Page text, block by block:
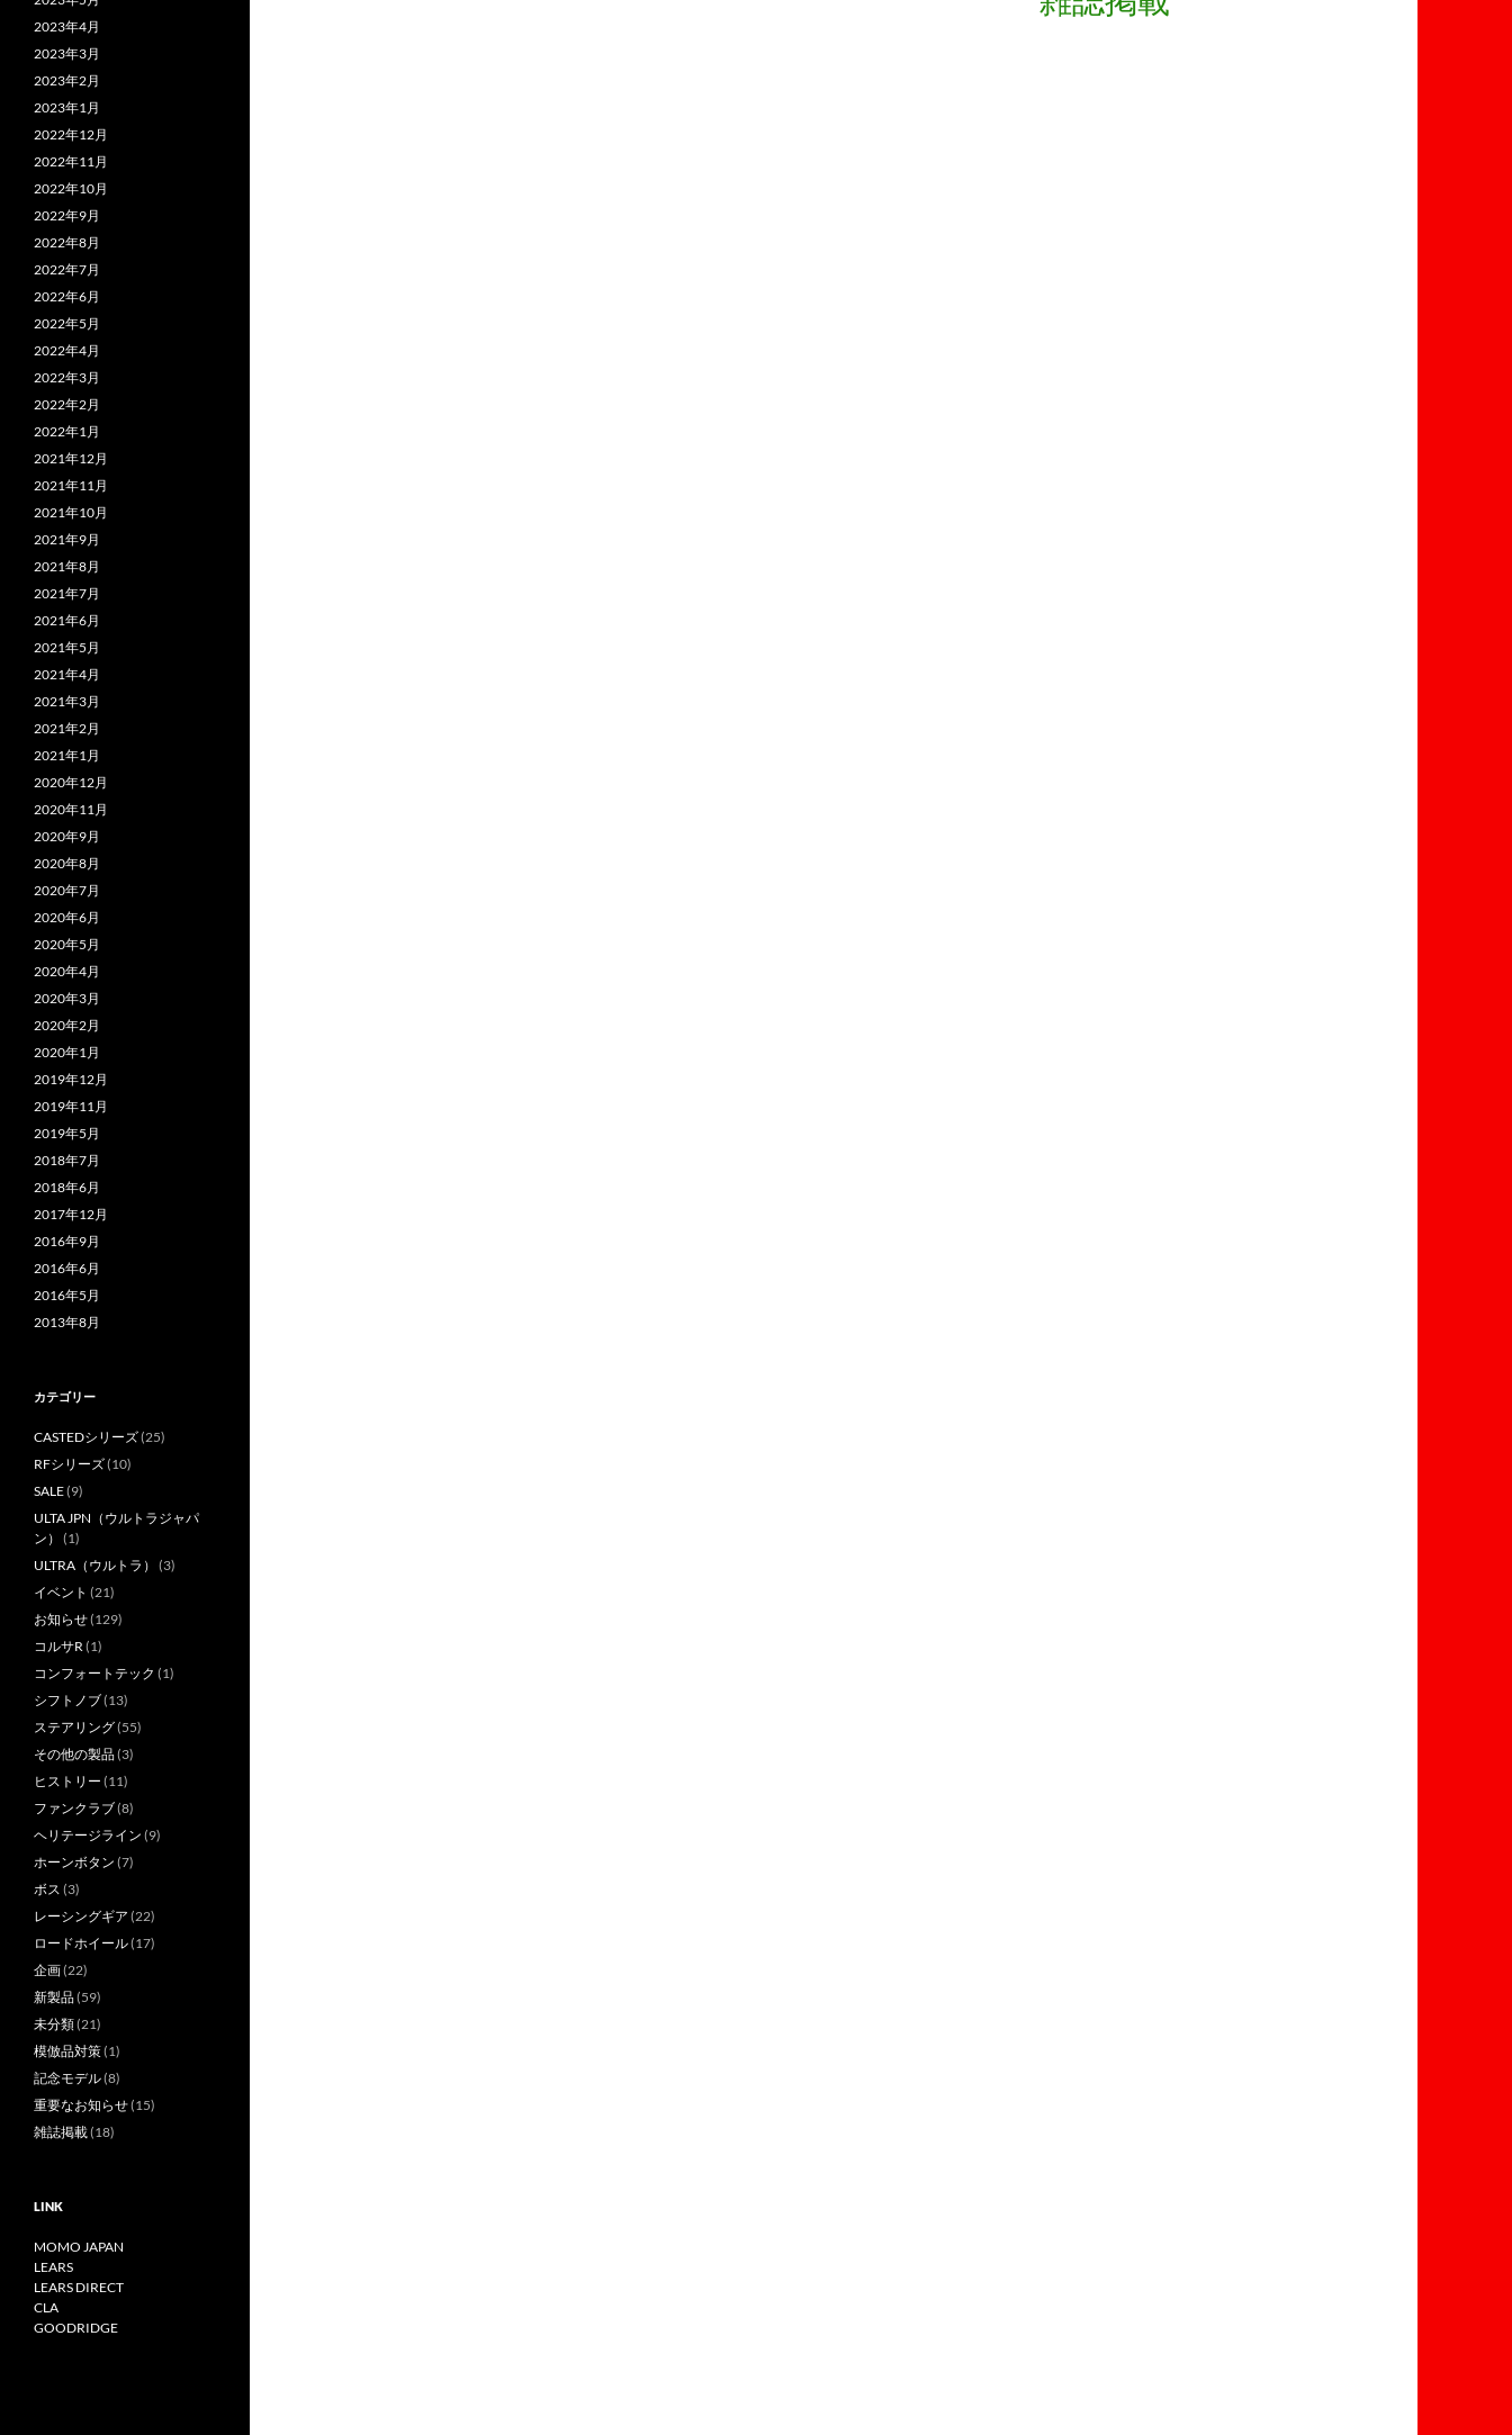
2023年4月
2023年3月
2023年2月
2023年1月
2022年12月
2022年11月
2022年10月
2022年9月
2022年8月
2022年7月
2022年6月
2022年5月
2022年4月
2022年3月
2022年2月
2022年1月
2021年12月
2021年11月
2021年10月
2021年9月
2021年8月
2021年7月
2021年6月
2021年5月
2021年4月
2021年3月
2021年2月
2021年1月
2020年12月
2020年11月
2020年9月
2020年8月
2020年7月
2020年6月
2020年5月
2020年4月
2020年3月
2020年2月
2020年1月
2019年12月
2019年11月
2019年5月
2018年7月
2018年6月
2017年12月
2016年9月
2016年6月
2016年5月
2013年8月
カテゴリー
CASTEDシリーズ(25)
RFシリーズ(10)
SALE(9)
ULTA JPN（ウルトラジャパ
ン） (1)
ULTRA（ウルトラ） (3)
イベント (21)
お知らせ(129)
コルサR(1)
コンフォートテック (1)
シフトノブ(13)
ステアリング(55)
その他の製品(3)
ヒストリー (11)
ファンクラブ(8)
ヘリテージライン (9)
ホーンボタン (7)
ボス (3)
レーシングギア (22)
ロードホイール(17)
企画(22)
新製品(59)
未分類(21)
模倣品対策(1)
記念モデル(8)
重要なお知らせ(15)
雑誌掲載(18)
LINK
MOMO JAPAN
LEARS
LEARS DIRECT
CLA
GOODRIDGE